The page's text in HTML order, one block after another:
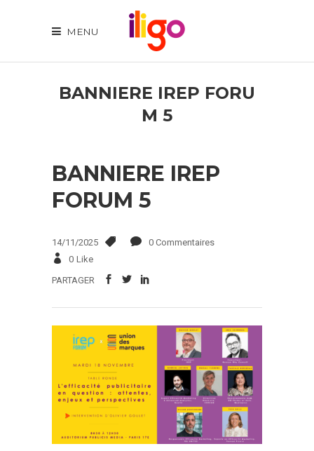
MENU
BANNIERE IREP FORU
M 5
BANNIERE IREP
FORUM 5
14/11/2025
0 Commentaires
0 Like
PARTAGER